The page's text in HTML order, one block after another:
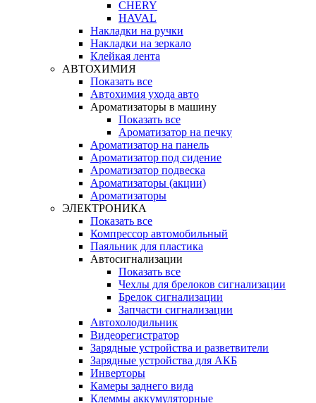
CHERY
HAVAL
Накладки на ручки
Накладки на зеркало
Клейкая лента
АВТОХИМИЯ
Показать все
Автохимия ухода авто
Ароматизаторы в машину
Показать все
Ароматизатор на печку
Ароматизатор на панель
Ароматизатор под сидение
Ароматизатор подвеска
Ароматизаторы (акции)
Ароматизаторы
ЭЛЕКТРОНИКА
Показать все
Компрессор автомобильный
Паяльник для пластика
Автосигнализации
Показать все
Чехлы для брелоков сигнализации
Брелок сигнализации
Запчасти сигнализации
Автохолодильник
Видеорегистратор
Зарядные устройства и разветвители
Зарядные устройства для АКБ
Инверторы
Камеры заднего вида
Клеммы аккумуляторные